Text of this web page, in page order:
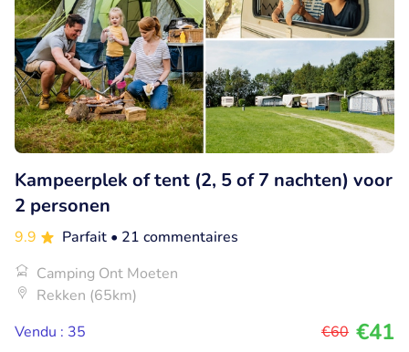
Kampeerplek of tent (2, 5 of 7 nachten) voor
2 personen
9.9 Parfait • 21 commentaires
Camping Ont Moeten
Rekken (65km)
Vendu : 35
€60 €41